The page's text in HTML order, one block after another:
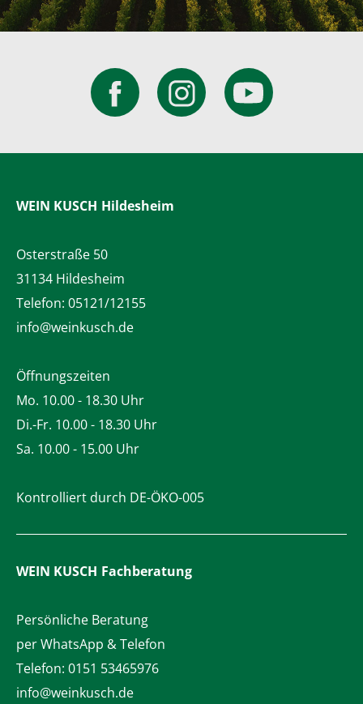
WEIN KUSCH Hildesheim
Osterstraße 50
31134 Hildesheim
Telefon: 05121/12155
info@weinkusch.de
Öffnungszeiten
Mo. 10.00 - 18.30 Uhr
Di.-Fr. 10.00 - 18.30 Uhr
Sa. 10.00 - 15.00 Uhr
Kontrolliert durch DE-ÖKO-005
WEIN KUSCH Fachberatung
Persönliche Beratung
per WhatsApp & Telefon
Telefon: 0151 53465976
info@weinkusch.de